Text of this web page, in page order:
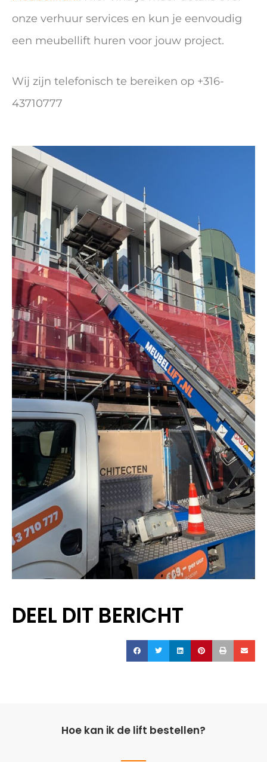
onze verhuur services en kun je eenvoudig
een meubellift huren voor jouw project.
Wij zijn telefonisch te bereiken op +316-
43710777
DEEL DIT BERICHT
Hoe kan ik de lift bestellen?